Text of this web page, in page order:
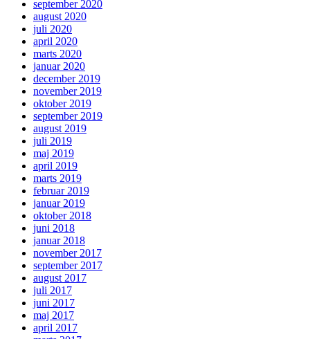
september 2020
august 2020
juli 2020
april 2020
marts 2020
januar 2020
december 2019
november 2019
oktober 2019
september 2019
august 2019
juli 2019
maj 2019
april 2019
marts 2019
februar 2019
januar 2019
oktober 2018
juni 2018
januar 2018
november 2017
september 2017
august 2017
juli 2017
juni 2017
maj 2017
april 2017